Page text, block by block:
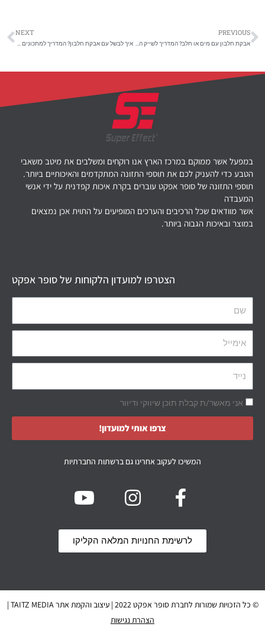
PREVIOUS
אבקת חלבון עם מים או חלב? המדריך לשייק המושלם
NEXT
איך לבשל עם אבקת חלבון? המדריך למתכונים בריאים ומנצחים
במפעל אשר ממוקם במרכז הארץ אנו רוקחים ומשלבים את מיטב משאבי
הטבע כדי להעניק לכם את תוספי התזונה המתקדמים והאיכותיים ביותר.
תוספי התזונה של סופר אפקט עוברים בקרת איכות קפדנית על ידי אנשי
המעבדה
אשר מוודאים שכל הרכיבים והערכים המופיעים על התוית אכן נמצאים
במוצר ובאיכות הגבוה ביותר.
הצטרפו למועדון הלקוחות של סופר אפקט
אני מאשר/ת קבלת תוכן שיווקי ודיוור
צרפו אותי למועדון!
המשיכו לעקוב אחרינו גם ברשתות החברתיות
לרשימת החנויות המלאה הקליקו
© כל הזכויות שמורות לחברת סופר אפקט 2022 | עיצוב והקמת אתר TAITZ MEDIA |
הצהרת נגישות